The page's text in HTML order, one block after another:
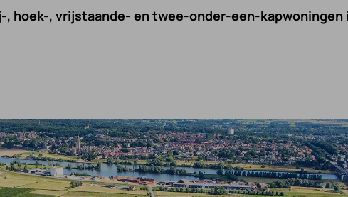
Leren en werken
hoek-, vrijstaande- en twee-onder-een-